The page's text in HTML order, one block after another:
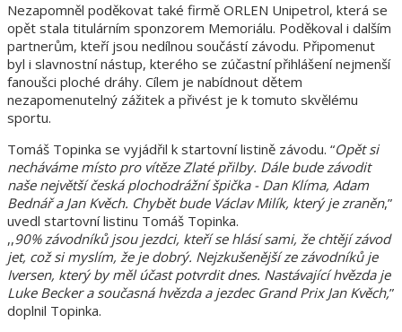
Nezapomněl poděkovat také firmě ORLEN Unipetrol, která se
opět stala titulárním sponzorem Memoriálu. Poděkoval i dalším
partnerům, kteří jsou nedílnou součástí závodu. Připomenut
byl i slavnostní nástup, kterého se zúčastní přihlášení nejmenší
fanoušci ploché dráhy. Cílem je nabídnout dětem
nezapomenutelný zážitek a přivést je k tomuto skvělému
sportu.
Tomáš Topinka se vyjádřil k startovní listině závodu. “Opět si
necháváme místo pro vítěze Zlaté přilby. Dále bude závodit
naše největší česká plochodrážní špička - Dan Klíma, Adam
Bednář a Jan Kvěch. Chybět bude Václav Milík, který je zraněn,”
uvedl startovní listinu Tomáš Topinka.
,,90% závodníků jsou jezdci, kteří se hlásí sami, že chtějí závod
jet, což si myslím, že je dobrý. Nejzkušenější ze závodníků je
Iversen, který by měl účast potvrdit dnes. Nastávající hvězda je
Luke Becker a současná hvězda a jezdec Grand Prix Jan Kvěch,”
doplnil Topinka.